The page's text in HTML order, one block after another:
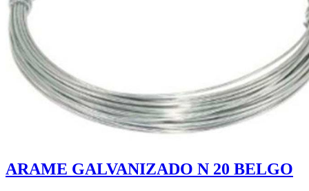
ARAME GALVANIZADO N 20 BELGO